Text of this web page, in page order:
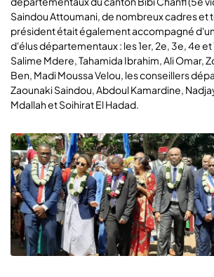
Saindou Attoumani, de nombreux cadres et
président était également accompagné
d'élus départementaux : les 1er, 2e, 3e, 4e
Salime Mdere, Tahamida Ibrahim, Ali Omar,
Ben, Madi Moussa Velou, les conseillers
Zaounaki Saindou, Abdoul Kamardine,
Mdallah et Soihirat El Hadad.